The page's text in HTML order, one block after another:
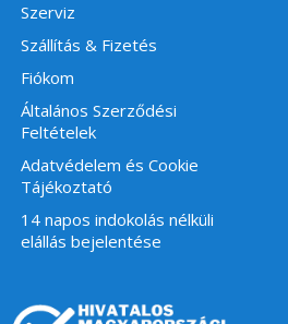
Szerviz
Szállítás & Fizetés
Fiókom
Általános Szerződési
Feltételek
Adatvédelem és Cookie
Tájékoztató
14 napos indokolás nélküli
elállás bejelentése